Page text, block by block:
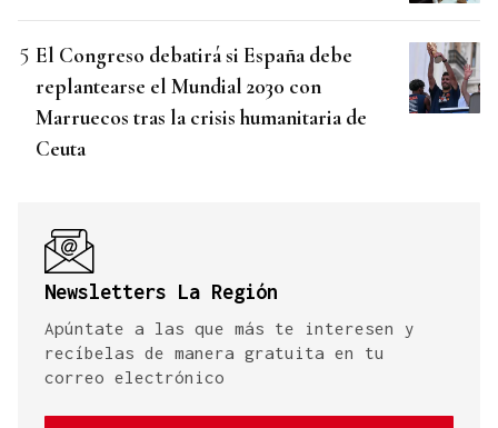
El Congreso debatirá si España debe
replantearse el Mundial 2030 con
Marruecos tras la crisis humanitaria de
Ceuta
Newsletters La Región
Apúntate a las que más te interesen y
recíbelas de manera gratuita en tu
correo electrónico